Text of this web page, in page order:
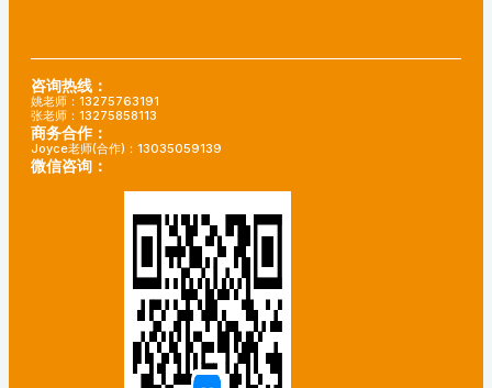
咨询热线：
姚老师：13275763191
张老师：13275858113
商务合作：
Joyce老师(合作)：13035059139
微信咨询：